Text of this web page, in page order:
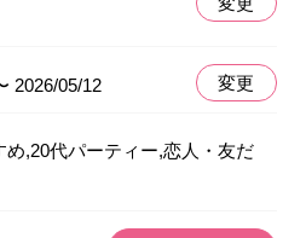
2026/05/12 変更
め,20代パーティー,恋人・友だ